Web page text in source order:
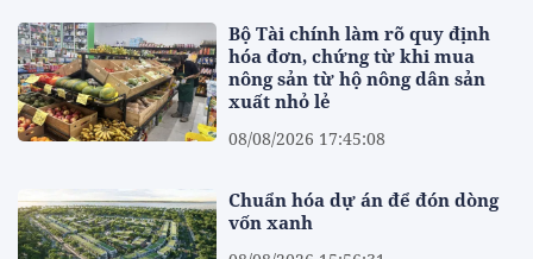
Bộ Tài chính làm rõ quy định
hóa đơn, chứng từ khi mua
nông sản từ hộ nông dân sản
xuất nhỏ lẻ
08/08/2026 17:45:08
Chuẩn hóa dự án để đón dòng
vốn xanh